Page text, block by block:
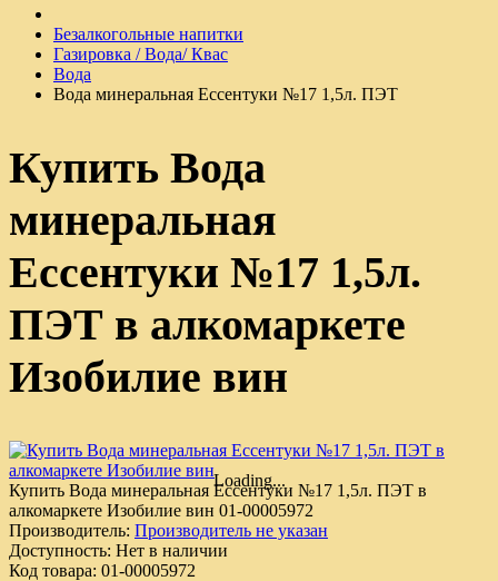
Безалкогольные напитки
Газировка / Вода/ Квас
Вода
Вода минеральная Ессентуки №17 1,5л. ПЭТ
Купить Вода
минеральная
Ессентуки №17 1,5л.
ПЭТ в алкомаркете
Изобилие вин
Loading...
Купить Вода минеральная Ессентуки №17 1,5л. ПЭТ в
алкомаркете Изобилие вин 01-00005972
Производитель: Производитель не указан
Доступность: Нет в наличии
Код товара: 01-00005972